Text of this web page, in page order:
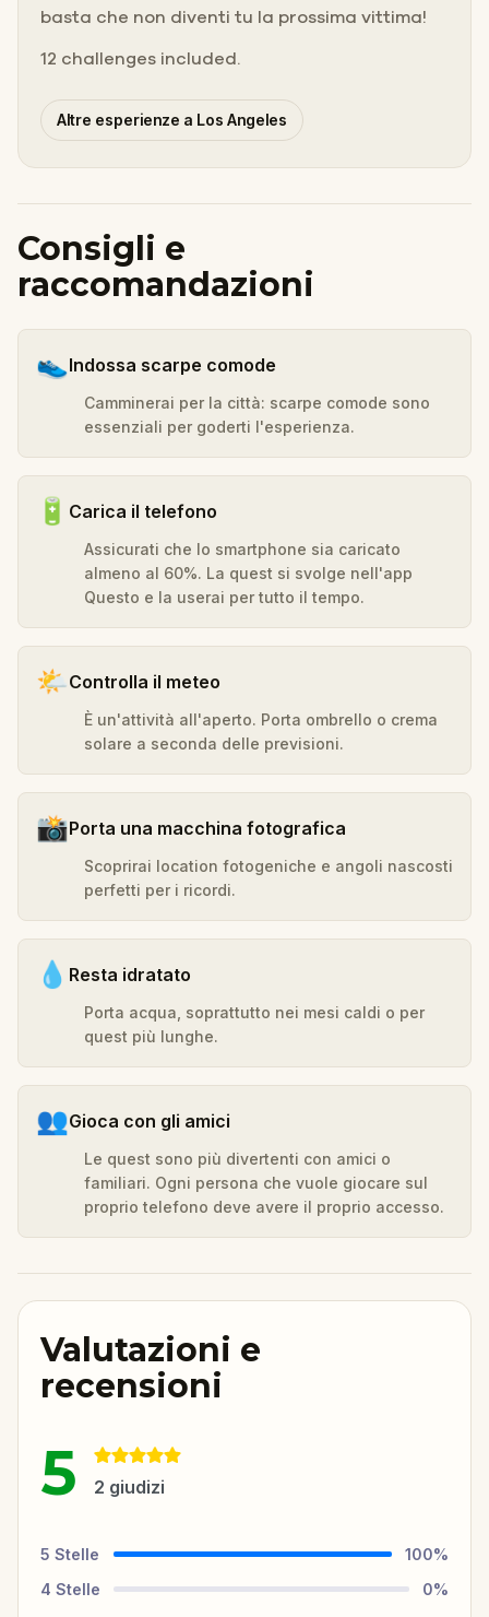
basta che non diventi tu la prossima vittima!
12 challenges included.
Altre esperienze a Los Angeles
Consigli e
raccomandazioni
👟Indossa scarpe comode
Camminerai per la città: scarpe comode sono
essenziali per goderti l'esperienza.
🔋 Carica il telefono
Assicurati che lo smartphone sia caricato
almeno al 60%. La quest si svolge nell'app
Questo e la userai per tutto il tempo.
🌤️Controlla il meteo
È un'attività all'aperto. Porta ombrello o crema
solare a seconda delle previsioni.
📸Porta una macchina fotografica
Scoprirai location fotogeniche e angoli nascosti
perfetti per i ricordi.
💧 Resta idratato
Porta acqua, soprattutto nei mesi caldi o per
quest più lunghe.
👥Gioca con gli amici
Le quest sono più divertenti con amici o
familiari. Ogni persona che vuole giocare sul
proprio telefono deve avere il proprio accesso.
Valutazioni e
recensioni
5 2 giudizi
5 Stelle 100%
4 Stelle 0%